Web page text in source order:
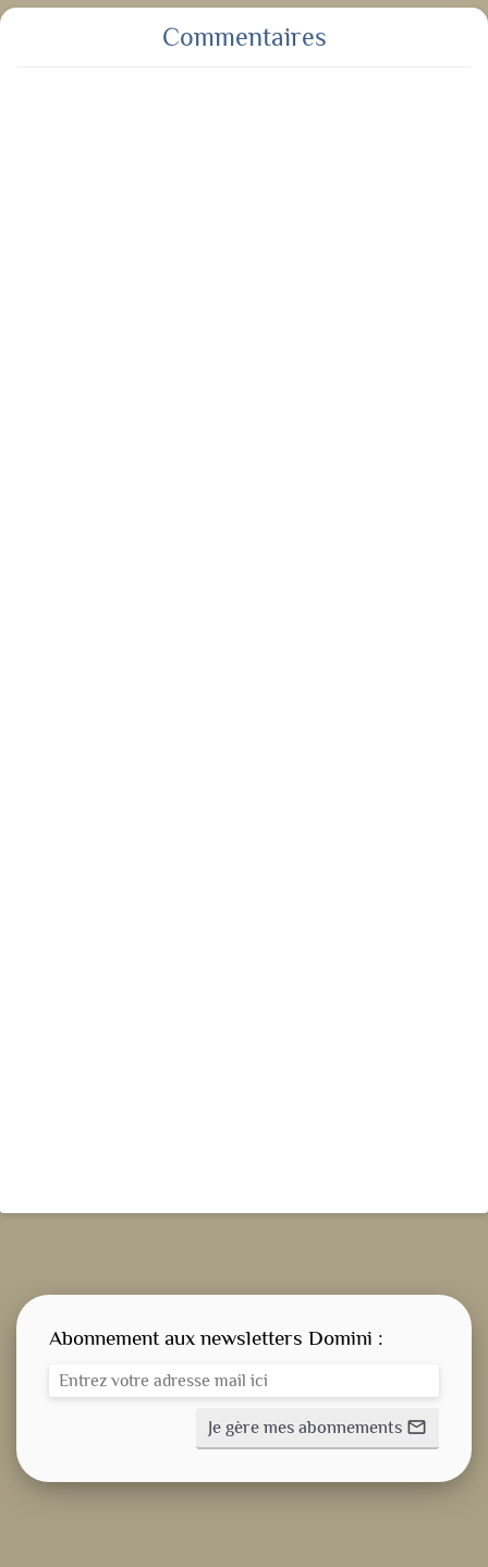
Commentaires
Abonnement aux newsletters Domini :
Je gère mes abonnements mail_outline